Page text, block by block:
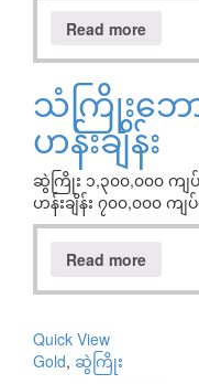
Read more
သံကြိုးဘေ
ဟန်းချိန်း
ဆွဲကြိုး ၁,၃၀၀,၀၀၀ ကျ
ဟန်းချိန်း ၇၀၀,၀၀၀ ကျ
Read more
Quick View
Gold, ဆွဲကြိုး